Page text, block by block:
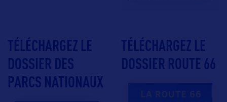
TÉLÉCHARGEZ LE
DOSSIER DES
PARCS NATIONAUX
TÉLÉCHARGEZ LE
DOSSIER ROUTE 66